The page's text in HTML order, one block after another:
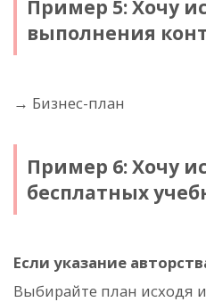
Пример 5: Хочу
выполнения
→ Бизнес-план
Пример 6: Хочу
бесплатных
Если указание
Выбирайте план исходя